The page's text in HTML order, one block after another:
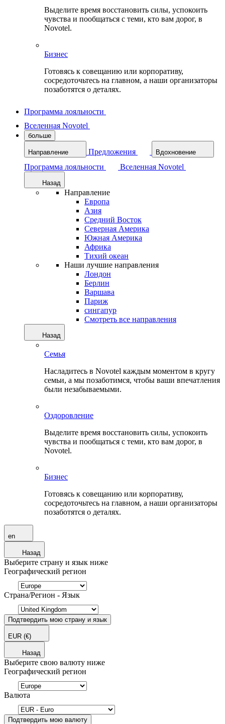
Выделите время восстановить силы, успокоить
чувства и пообщаться с теми, кто вам дорог, в
Novotel.
Бизнес
Готовясь к совещанию или корпоративу,
сосредоточьтесь на главном, а наши организаторы
позаботятся о деталях.
Программа лояльности
Вселенная Novotel
больше
Направление Предложения Вдохновение
Программа лояльности Вселенная Novotel
Назад
Направление
Европа
Азия
Средний Восток
Северная Америка
Южная Америка
Африка
Тихий океан
Наши лучшие направления
Лондон
Берлин
Варшава
Париж
сингапур
Смотреть все направления
Назад
Семья
Насладитесь в Novotel каждым моментом в кругу
семьи, а мы позаботимся, чтобы ваши впечатления
были незабываемыми.
Оздоровление
Выделите время восстановить силы, успокоить
чувства и пообщаться с теми, кто вам дорог, в
Novotel.
Бизнес
Готовясь к совещанию или корпоративу,
сосредоточьтесь на главном, а наши организаторы
позаботятся о деталях.
en
Назад
Выберите страну и язык ниже
Географический регион
Страна/Регион - Язык
Подтвердить мою страну и язык
EUR (€)
Назад
Выберите свою валюту ниже
Географический регион
Валюта
Подтвердить мою валюту